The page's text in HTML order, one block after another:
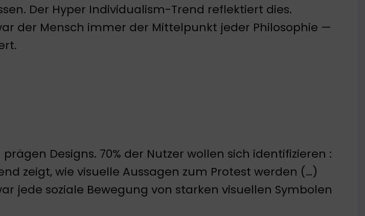
Der Hyper Individualism-Trend reflektiert dies.
der Mensch immer der Mittelpunkt jeder Philosophie —
Designs. 70% der Nutzer wollen sich identifizieren :
zeigt, wie visuelle Aussagen zum Protest werden (…)
jede soziale Bewegung von starken visuellen Symbolen